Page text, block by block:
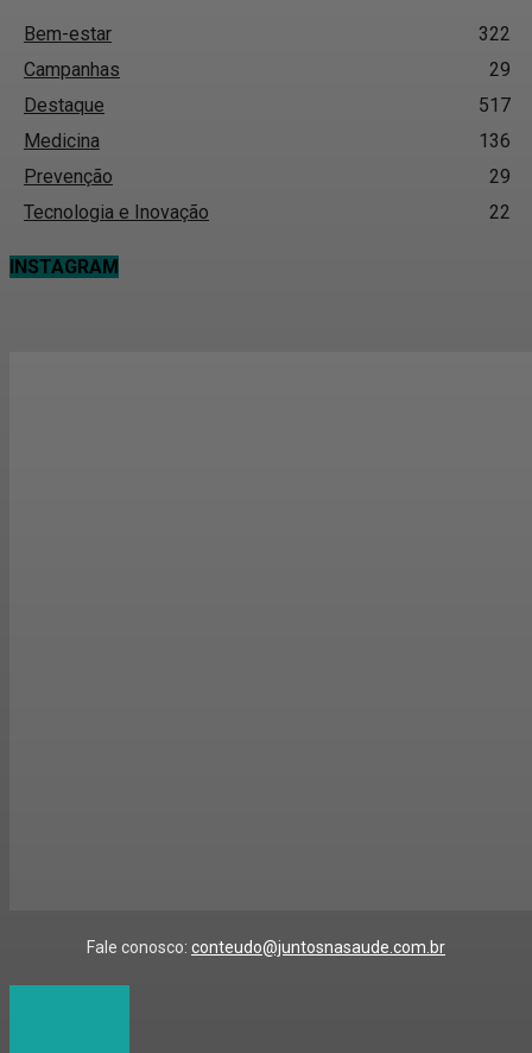
Bem-estar
322
Campanhas
29
Destaque
517
Medicina
136
Prevenção
29
Tecnologia e Inovação
22
INSTAGRAM
Fale conosco: conteudo@juntosnasaude.com.br